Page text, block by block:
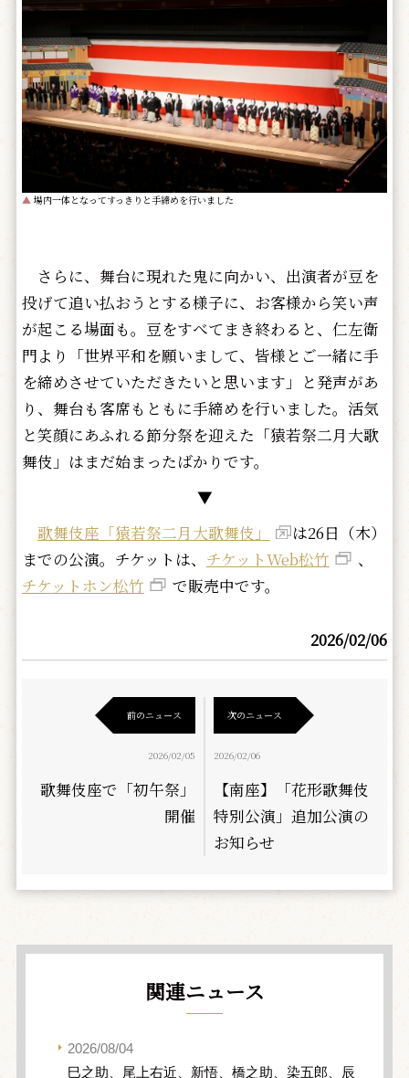
▲ 場内一体となってすっきりと手締めを行いました
さらに、舞台に現れた鬼に向かい、出演者が豆を
投げて追い払おうとする様子に、お客様から笑い声
が起こる場面も。豆をすべてまき終わると、仁左衛
門より「世界平和を願いまして、皆様とご一緒に手
を締めさせていただきたいと思います」と発声があ
り、舞台も客席もともに手締めを行いました。活気
と笑顔にあふれる節分祭を迎えた「猿若祭二月大歌
舞伎」はまだ始まったばかりです。
▼
歌舞伎座「猿若祭二月大歌舞伎」
は26日（木）
までの公演。チケットは、 チケットWeb松竹
、
チケットホン松竹
で販売中です。
2026/02/06
前のニュース
2026/02/05
歌舞伎座で「初午祭」
開催
次のニュース
2026/02/06
【南座】「花形歌舞伎
特別公演」追加公演の
お知らせ
関連ニュース
2026/08/04
巳之助、尾上右近、新悟、橋之助、染五郎、辰